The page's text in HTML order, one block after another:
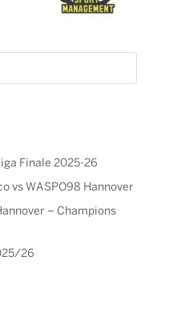
Finale 2025-26
vs WASPO98 Hannover
– Champions
26